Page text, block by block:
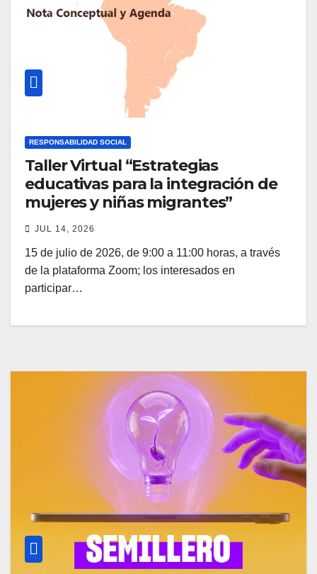
RESPONSABILIDAD SOCIAL
Taller Virtual “Estrategias
educativas para la integración de
mujeres y niñas migrantes”
JUL 14, 2026
15 de julio de 2026, de 9:00 a 11:00 horas, a través
de la plataforma Zoom; los interesados en
participar…